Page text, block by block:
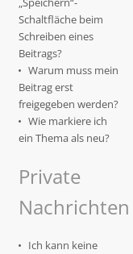
Schaltfläche beim
Schreiben eines
Beitrags?
Warum muss mein
Beitrag erst
freigegeben werden?
Wie markiere ich
ein Thema als neu?
Private
Nachrichten
Ich kann keine